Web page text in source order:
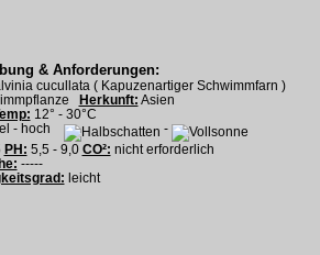
& Anforderungen:
cucullata ( Kapuzenartiger Schwimmfarn )
Herkunft: Asien
12° - 30°C
- hoch
-
PH: 5,5 - 9,0 CO²: nicht erforderlich
-----
leicht